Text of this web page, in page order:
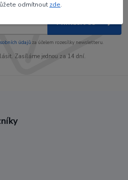
Přihlásit se
údajůza účelem rozesílky newsletteru.
Zasíláme jednou za 14 dní.
odmítnout zde.